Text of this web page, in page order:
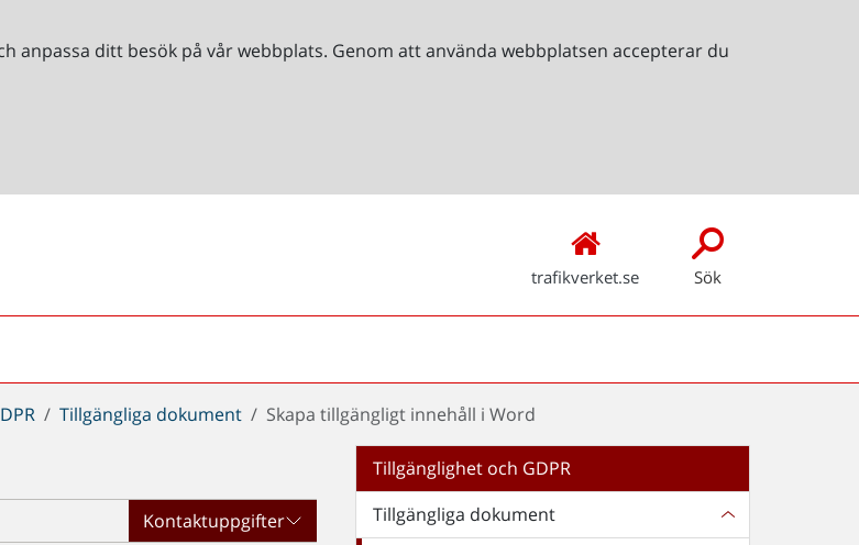
ditt besök på vår webbplats. Genom att använda webbplatsen accepterar du
trafikverket.se Sök
Tillgängliga dokument Skapa tillgängligt innehåll i Word
Kontaktuppgifter
Tillgänglighet och GDPR
Tillgängliga dokument